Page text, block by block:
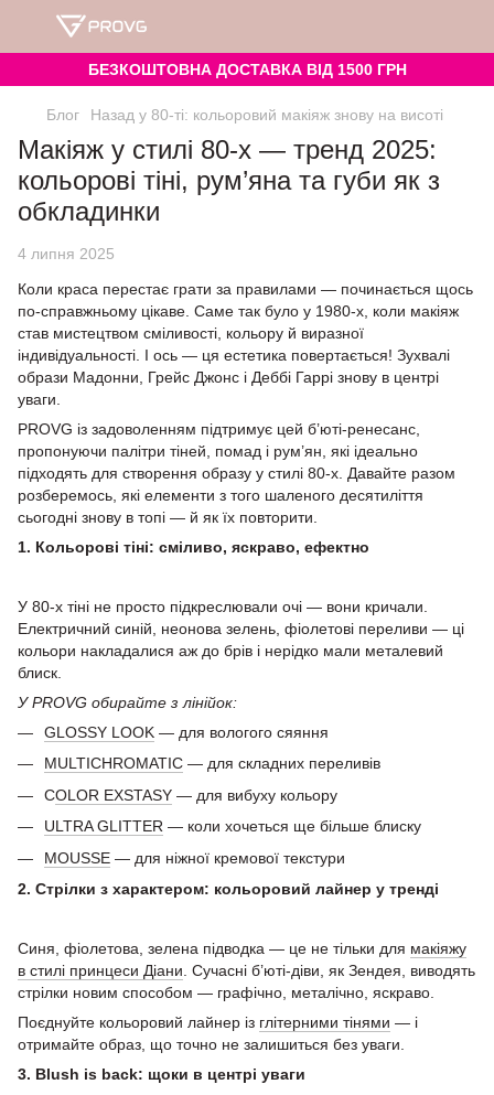
БЕЗКОШТОВНА ДОСТАВКА ВІД 1500 ГРН
Блог Назад у 80-ті: кольоровий макіяж знову на висоті
Макіяж у стилі 80-х — тренд 2025:
кольорові тіні, рум’яна та губи як з
обкладинки
4 липня 2025
Коли краса перестає грати за правилами — починається щось
по-справжньому цікаве. Саме так було у 1980-х, коли макіяж
став мистецтвом сміливості, кольору й виразної
індивідуальності. І ось — ця естетика повертається! Зухвалі
образи Мадонни, Грейс Джонс і Деббі Гаррі знову в центрі
уваги.
PROVG із задоволенням підтримує цей б’юті-ренесанс,
пропонуючи палітри тіней, помад і рум’ян, які ідеально
підходять для створення образу у стилі 80-х. Давайте разом
розберемось, які елементи з того шаленого десятиліття
сьогодні знову в топі — й як їх повторити.
1. Кольорові тіні: сміливо, яскраво, ефектно
У 80-х тіні не просто підкреслювали очі — вони кричали.
Електричний синій, неонова зелень, фіолетові переливи — ці
кольори накладалися аж до брів і нерідко мали металевий
блиск.
У PROVG обирайте з лінійок:
GLOSSY LOOK — для вологого сяяння
MULTICHROMATIC — для складних переливів
COLOR EXSTASY — для вибуху кольору
ULTRA GLITTER — коли хочеться ще більше блиску
MOUSSE — для ніжної кремової текстури
2. Стрілки з характером: кольоровий лайнер у тренді
Синя, фіолетова, зелена підводка — це не тільки для макіяжу
в стилі принцеси Діани . Сучасні б’юті-діви, як Зендея, виводять
стрілки новим способом — графічно, металічно, яскраво.
Поєднуйте кольоровий лайнер із глітерними тінями — і
отримайте образ, що точно не залишиться без уваги.
3. Blush is back: щоки в центрі уваги